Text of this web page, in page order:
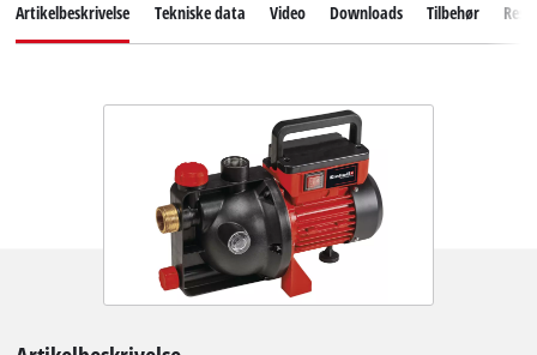
Artikelbeskrivelse Tekniske data Video Downloads Tilbehør